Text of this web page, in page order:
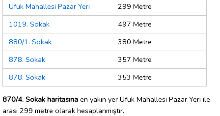
Ufuk Mahallesi Pazar Yeri
299 Metre
1019. Sokak
497 Metre
880/1. Sokak
380 Metre
878. Sokak
357 Metre
878. Sokak
353 Metre
870/4. Sokak haritasına en yakın yer Ufuk Mahallesi Pazar Yeri ile
arası 299 metre olarak hesaplanmıştır.